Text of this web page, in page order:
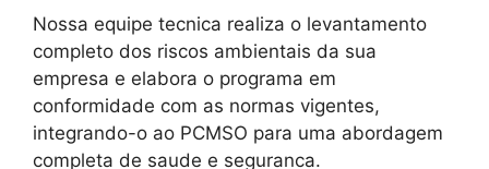
Nossa equipe tecnica realiza o levantamento
completo dos riscos ambientais da sua
empresa e elabora o programa em
conformidade com as normas vigentes,
integrando-o ao PCMSO para uma abordagem
completa de saude e seguranca.